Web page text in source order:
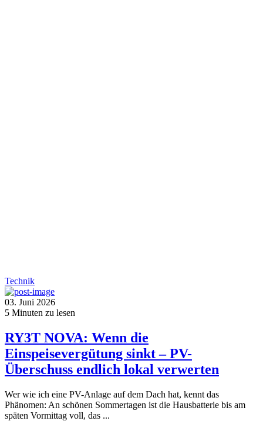
Technik
03. Juni 2026
5 Minuten zu lesen
RY3T NOVA: Wenn die
Einspeisevergütung sinkt – PV-
Überschuss endlich lokal verwerten
Wer wie ich eine PV-Anlage auf dem Dach hat, kennt das
Phänomen: An schönen Sommertagen ist die Hausbatterie bis am
späten Vormittag voll, das ...